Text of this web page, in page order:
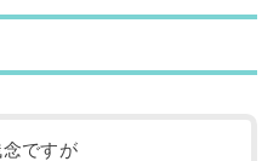
ですが